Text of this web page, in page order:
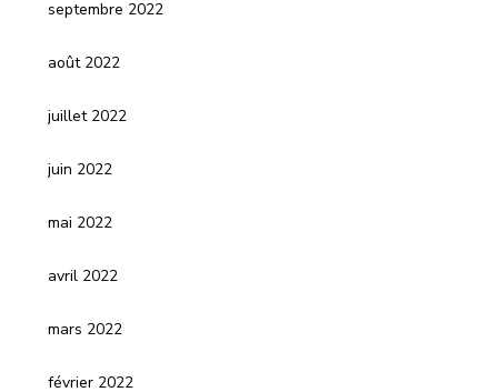
septembre 2022
août 2022
juillet 2022
juin 2022
mai 2022
avril 2022
mars 2022
février 2022